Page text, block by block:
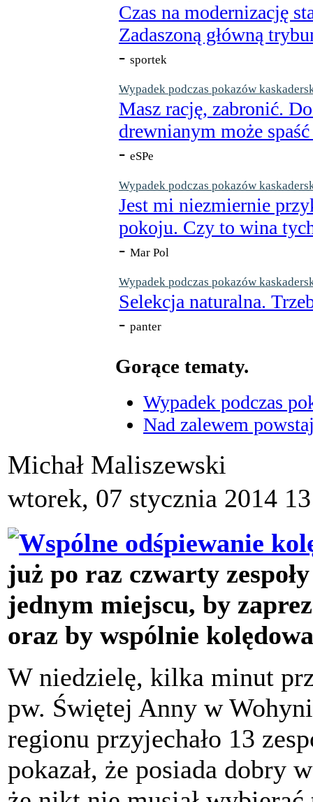
Czas na modernizację
Zadaszoną główną
- sportek
Wypadek podczas pokazów
Masz rację, zabronić.
drewnianym może
- eSPe
Wypadek podczas pokazów
Jest mi niezmiernie
pokoju. Czy to wina
- Mar Pol
Wypadek podczas pokazów
Selekcja naturalna.
- panter
Gorące tematy.
Wypadek podczas
Nad zalewem
Michał Maliszewski
wtorek, 07 stycznia 2014
już po raz czwarty
jednym miejscu, by
oraz by wspólnie
W niedzielę, kilka minut
pw. Świętej Anny w
regionu przyjechało 13
pokazał, że posiada dobry